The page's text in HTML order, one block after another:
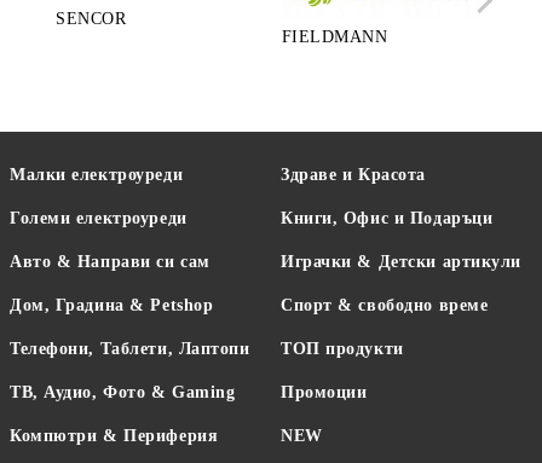
SENCOR
FIELDMANN
Малки електроуреди
Големи електроуреди
Авто & Направи си сам
Дом, Градина & Petshop
Телефони, Таблети, Лаптопи
ТВ, Аудио, Фото & Gaming
Компютри & Периферия
Здраве и Красота
Книги, Офис и Подаръци
Играчки & Детски артикули
Спорт & свободно време
ТОП продукти
Промоции
NEW